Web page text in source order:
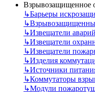
Взрывозащищенное
↳Барьеры
↳
↳Извещатели
↳Извещатели
↳Извещатели
↳Изделия
↳Источники
↳Коммутаторы
↳Модули